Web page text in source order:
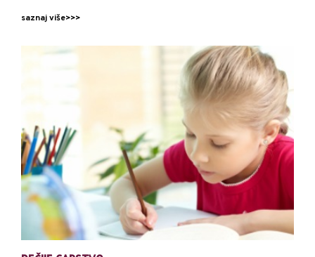
saznaj više>>>